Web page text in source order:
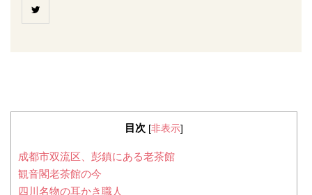
目次 [非表示]
成都市双流区、彭鎮にある老茶館
観音閣老茶館の今
四川名物の耳かき職人